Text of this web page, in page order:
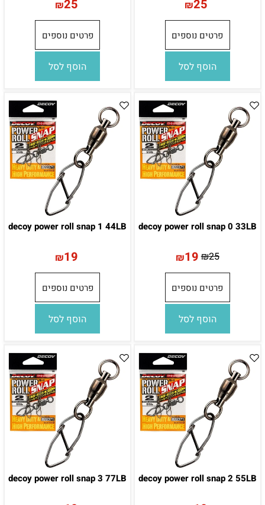
₪25
פרטים נוספים
הוסף לסל
₪25
פרטים נוספים
הוסף לסל
decoy power roll snap 0 33LB
₪25
₪19
פרטים נוספים
הוסף לסל
decoy power roll snap 1 44LB
₪19
פרטים נוספים
הוסף לסל
decoy power roll snap 2 55LB
decoy power roll snap 3 77LB